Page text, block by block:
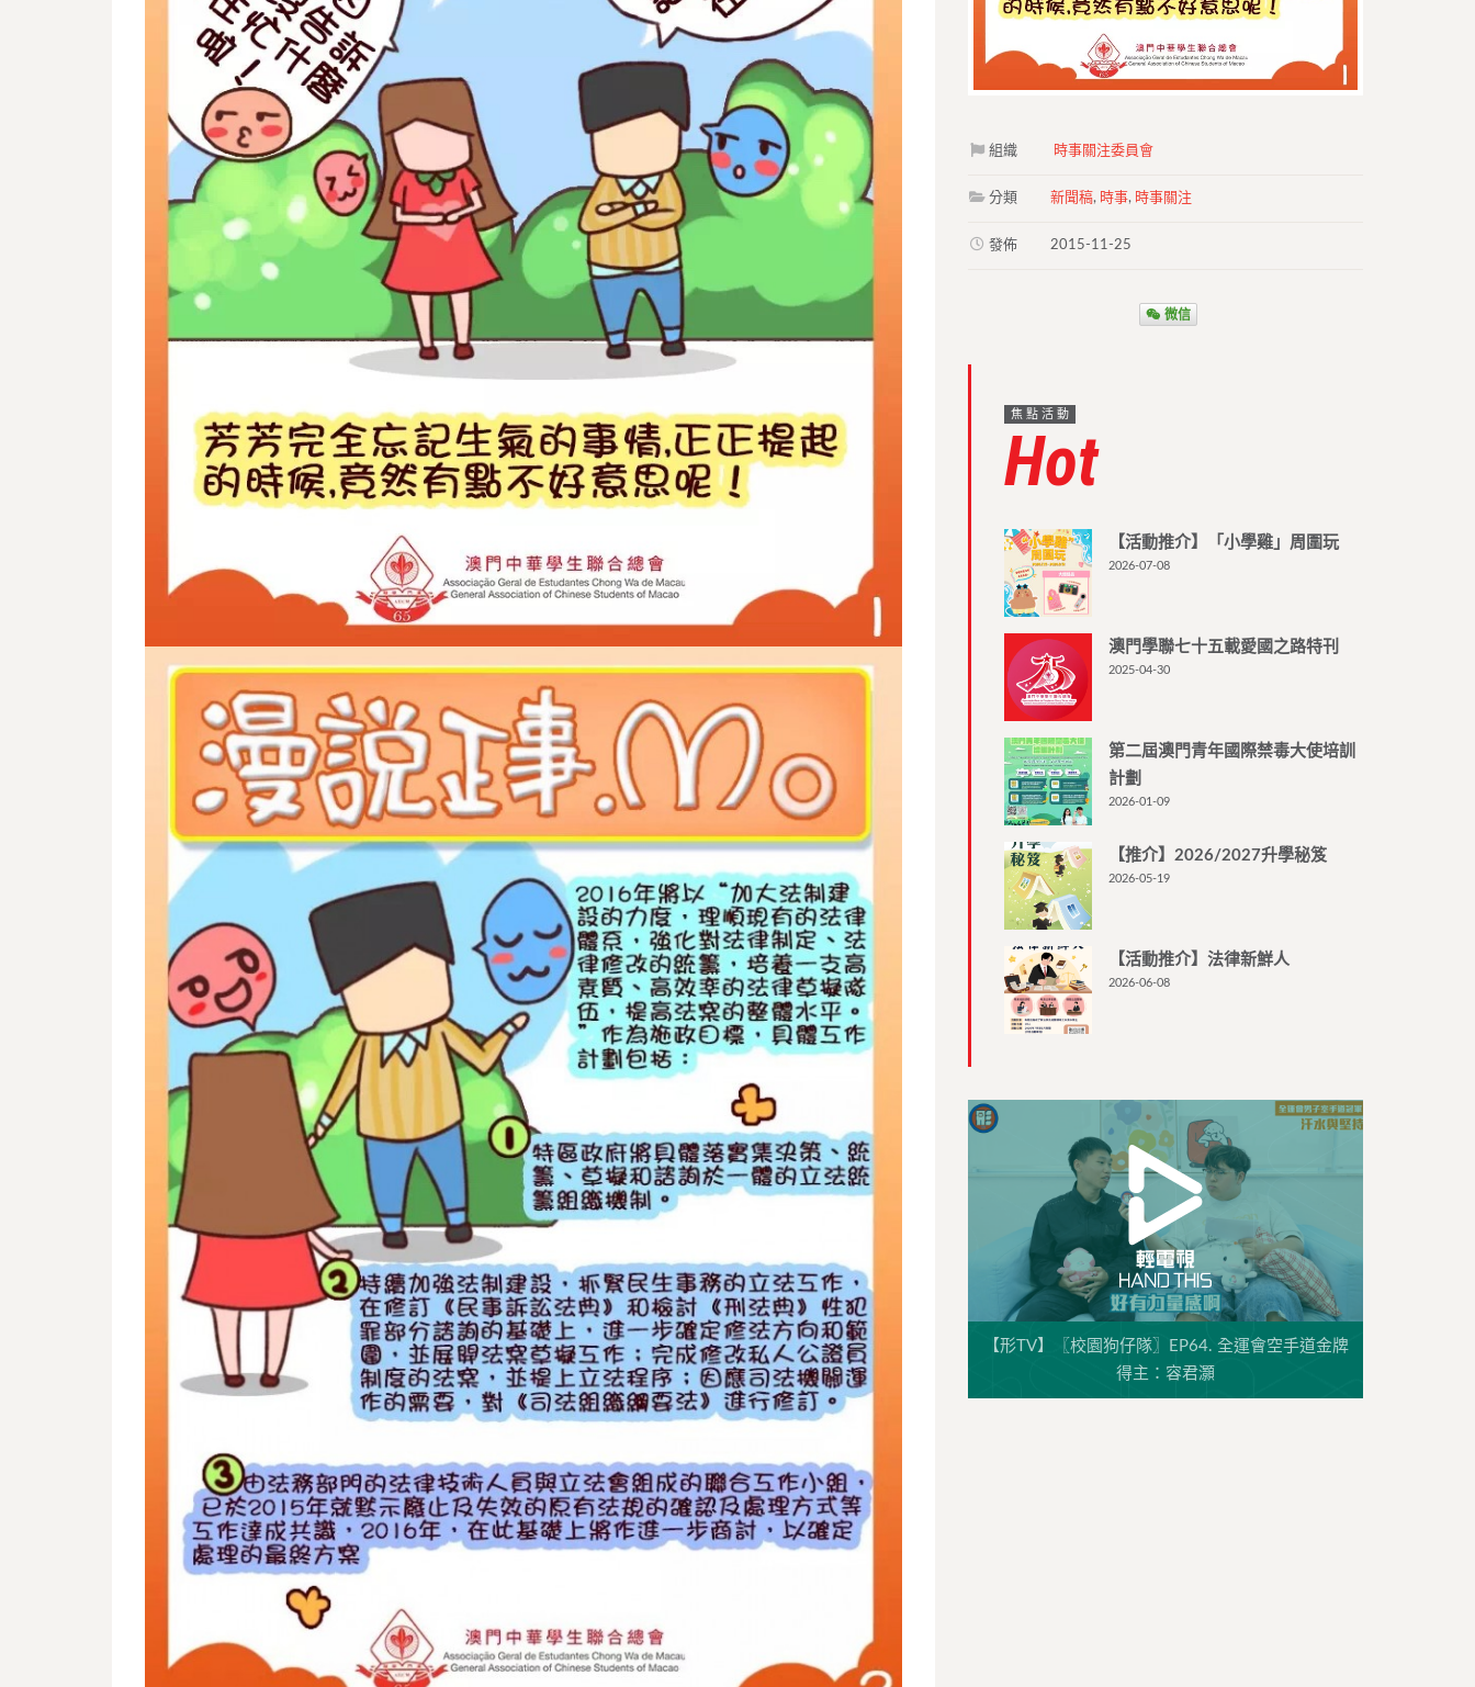
組織 時事關注委員會
分類 新聞稿, 時事, 時事關注
發佈 2015-11-25
微信
焦點活動
Hot
【活動推介】「小學雞」周圍玩
2026-07-08
澳門學聯七十五載愛國之路特刊
2025-04-30
第二屆澳門青年國際禁毒大使培訓
計劃
2026-01-09
【推介】2026/2027升學秘笈
2026-05-19
【活動推介】法律新鮮人
2026-06-08
【形TV】〖校園狗仔隊〗EP64. 全運會空手道金牌
得主：容君灝